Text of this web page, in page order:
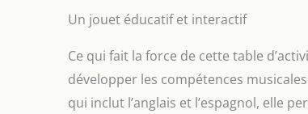
Un jouet éducatif et interactif
Ce qui fait la force de cette table
développer les compétences
qui inclut l’anglais et l’espagnol, elle